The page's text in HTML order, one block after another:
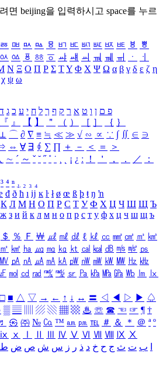
면 beijing을 입력하시고 space를 누르
ㅭ ㅮ ㅯ ㅰ ㅱ ㅲ ㅳ ㅴ ㅵ ㅶ ㅷ ㅸ
ㅹ
ㆂ ㆃ ㆄ ㆅ ㆆ ㆇ ㆈ ㆉ ㆊ ㆋ ㆌ ㆍ
ㆎ
Ν Ξ Ο Π Ρ Σ ΤΥ Φ Χ Ψ Ω α β γ δ ε ζ η
χ ψ ω
פ ם ן ו ט א ר ק ף ך ל ח י ע כ ג ד
『 』 【 】 ＂ （ ） ［ ］ ｛ ｝
⊥ ⌒ ∂ ∇ ≡ ≒ ≪ ≫ √ ∽ ∝ ∵ ∫ ∬ ∈ ∋
⇔ ∀ ∃ ∮ ∑ ∏ ＋ － ＜ ＝
＞
∼ ´ ～ ˇ ˘ ˝ ˚ ˙ ¸ ¡ ¿ ː ！ ＇ ， ． ／
：
³ ⁴ ⁿ ₁ ₂ ₃ ₄
đ ð ħ ı ĳ ĸ ŀ ł ø œ ß þ ŧ ŋ ŉ
К Л М Н О П Р С Т У Ф Х Ц Ч Ш Щ Ъ
ж з и й к л м н о п р с т у ф х ц ч ш щ ъ
＄ ％ Ｆ ￦ ㎕ ㎖ ㎗ ℓ ㎘ ㏄ ㎣ ㎤ ㎥ ㎦
㎡ ㎢ ㏊ ㎍ ㎎ ㎏ ㏏ ㎈ ㎉ ㏈ ㎧ ㎨ ㎰
㎹ ㎀ ㎁ ㎂ ㎃ ㎄ ㎺ ㎻ ㎽ ㎾ ㎿ ㎐ ㎑
㏖ ㏅ ㎭ ㎮ ㎯ ㏛ ㎩ ㎪ ㎫ ㎬ ㏝ ㏐
㏓
□ ■ △ ▽ → ← ↑ ↓ ↔ 〓 ◁ ◀ ▷ ▶ ♤
▒ ▤ ▨ ▧ ▦ ▩ ♨ ☏ ☎ ☜ ☞ ¶ †
㉿ ㈜ № ㏇ ™ ㏂ ㏘ ℡ ＃ ＆ ＊ ＠ ª º
ⅸ ⅹ Ⅳ Ⅴ Ⅵ Ⅶ Ⅷ Ⅸ Ⅹ
ب ت ث ج ح خ د ذ ر ز س ش ص ض ط